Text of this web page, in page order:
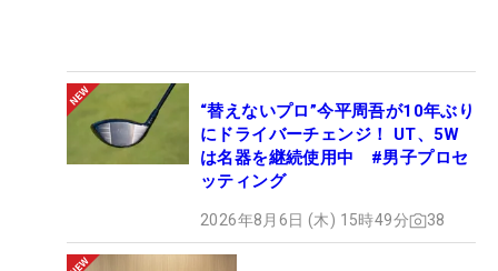
“替えないプロ”今平周吾が10年ぶり
にドライバーチェンジ！ UT、5W
は名器を継続使用中 #男子プロセ
ッティング
2026年8月6日 (木) 15時49分 38